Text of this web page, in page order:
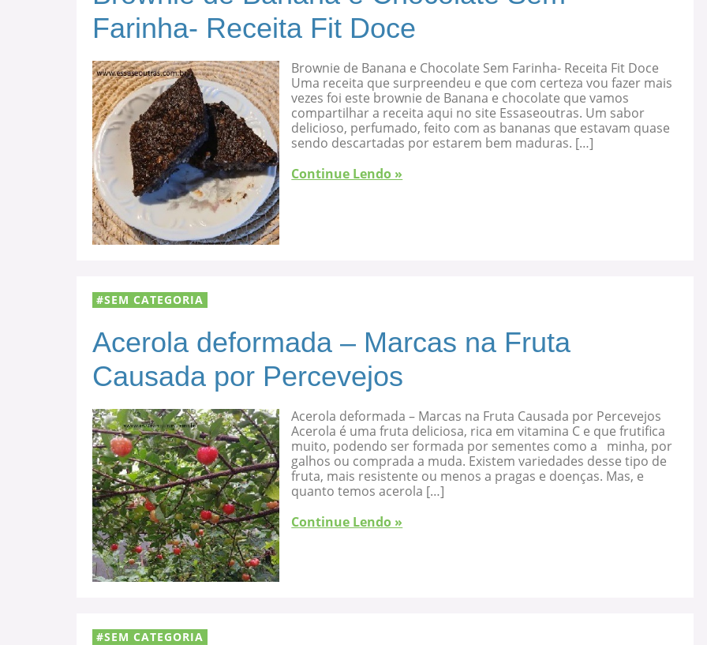
Farinha- Receita Fit Doce
Brownie de Banana e Chocolate Sem Farinha- Receita Fit Doce
Uma receita que surpreendeu e que com certeza vou fazer mais
vezes foi este brownie de Banana e chocolate que vamos
compartilhar a receita aqui no site Essaseoutras. Um sabor
delicioso, perfumado, feito com as bananas que estavam quase
sendo descartadas por estarem bem maduras. […]
Continue Lendo »
SEM CATEGORIA
Acerola deformada – Marcas na Fruta
Causada por Percevejos
Acerola deformada – Marcas na Fruta Causada por Percevejos
Acerola é uma fruta deliciosa, rica em vitamina C e que frutifica
muito, podendo ser formada por sementes como a minha, por
galhos ou comprada a muda. Existem variedades desse tipo de
fruta, mais resistente ou menos a pragas e doenças. Mas, e
quanto temos acerola […]
Continue Lendo »
SEM CATEGORIA